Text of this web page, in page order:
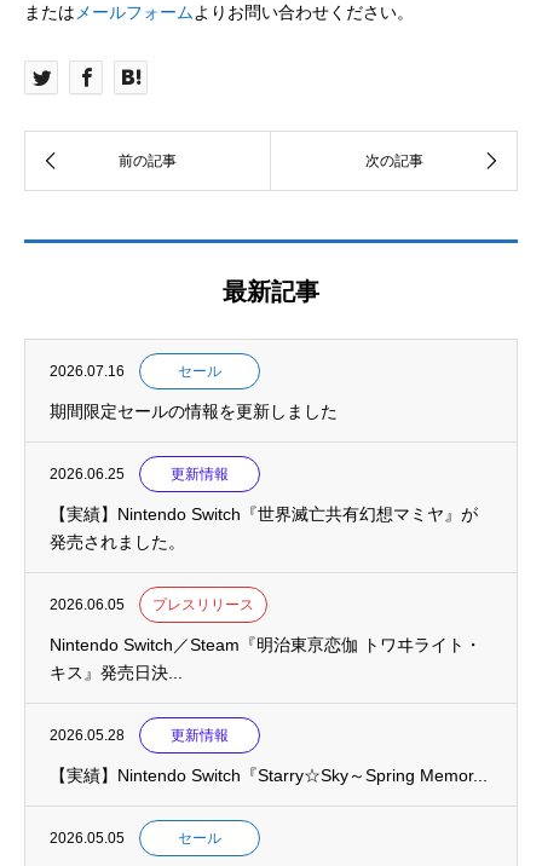
または メールフォームよりお問い合わせください。
最新記事
2026.07.16 セール
期間限定セールの情報を更新しました
2026.06.25 更新情報
【実績】Nintendo Switch『世界滅亡共有幻想マミヤ』が
発売されました。
2026.06.05 プレスリリース
Nintendo Switch／Steam『明治東亰恋伽 トワヰライト・
キス』発売日決...
2026.05.28 更新情報
【実績】Nintendo Switch『Starry☆Sky～Spring Memor...
2026.05.05 セール